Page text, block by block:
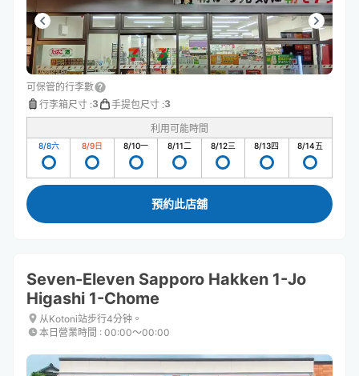
可保管的行李數
行李箱尺寸 :3 手提包尺寸 :3
利用可能時間
8/8六 8/9日 8/10一 8/11二 8/12三 8/13四 8/14五
預約此店舖
Seven-Eleven Sapporo Hakken 1-Jo
Higashi 1-Chome
从Kotoni站步行4分钟。
本日營業時間 : 00:00〜00:00